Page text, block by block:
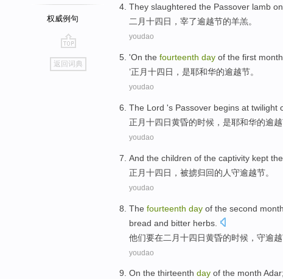
权威例句
go
top
返回词典
They slaughtered the Passover lamb
二月十四日 ， 宰了逾越节的羊羔。
youdao
'On the fourteenth day of the first month
’正月十四日 ， 是耶和华的逾越节。
youdao
The Lord 's Passover begins at twilight
正月十四日黄昏的时候，是耶和华的逾越
youdao
And the children of the captivity kept the
正月十四日，被掳归回的 人守逾越节。
youdao
The fourteenth day of the second month
bread and bitter herbs.
他们要在二月十四日黄昏的时候， 守逾越
youdao
On the thirteenth day of the month Adar